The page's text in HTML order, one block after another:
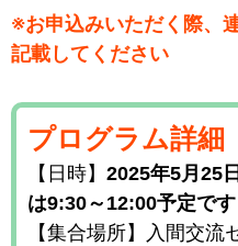
※お申込みいただく際、
記載してください
プログラム詳細
【日時】 2025年5月25
は9:30～12:00予定です
【集合場所】入間交